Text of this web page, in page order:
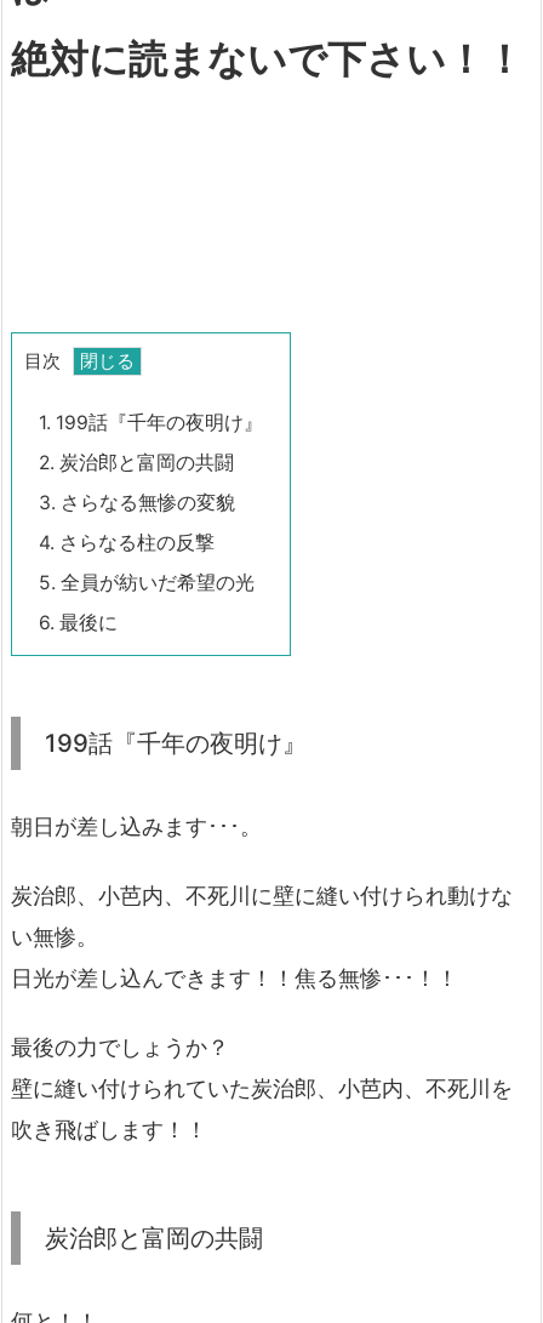
絶対に読まないで下さい！！
目次
1. 199話『千年の夜明け』
2. 炭治郎と富岡の共闘
3. さらなる無惨の変貌
4. さらなる柱の反撃
5. 全員が紡いだ希望の光
6. 最後に
199話『千年の夜明け』
朝日が差し込みます･･･。
炭治郎、小芭内、不死川に壁に縫い付けられ動けな
い無惨。
日光が差し込んできます！！焦る無惨･･･！！
最後の力でしょうか？
壁に縫い付けられていた炭治郎、小芭内、不死川を
吹き飛ばします！！
炭治郎と富岡の共闘